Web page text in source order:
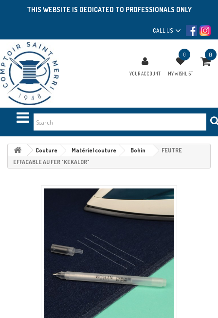
THIS WEBSITE IS DEDICATED TO PROFESSIONALS ONLY
CALL US
YOUR ACCOUNT
0
MY WISHLIST
0
Couture Matériel couture Bohin
FEUTRE
EFFACABLE AU FER "KEKALOR"